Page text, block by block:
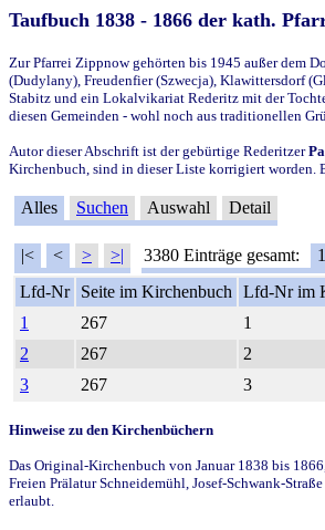
Taufbuch 1838 - 1866 der kath.
Zur Pfarrei Zippnow gehörten bis 1945 außer dem
(Dudylany), Freudenfier (Szwecja), Klawittersdorf
Stabitz und ein Lokalvikariat Rederitz mit der
diesen Gemeinden - wohl noch aus traditionellen
Autor dieser Abschrift ist der gebürtige Rederitzer
Kirchenbuch, sind in dieser Liste korrigiert worden.
Alles Suchen Auswahl Detail
|< < > >| 3380 Einträge gesamt: 1
Lfd-Nr
Seite im Kirchenbuch Lfd-Nr im
1
267 1
2
267 2
3
267 3
Hinweise zu den Kirchenbüchern
Das Original-Kirchenbuch von Januar 1838 bis
Freien Prälatur Schneidemühl, Josef-Schwank-
erlaubt.